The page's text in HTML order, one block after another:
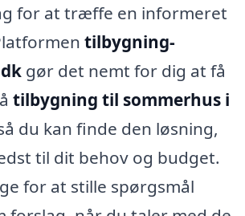
for at træffe en informeret
tilbygning-
gør det nemt for dig at få
tilbygning til sommerhus i
du kan finde den løsning,
til dit behov og budget.
for at stille spørgsmål